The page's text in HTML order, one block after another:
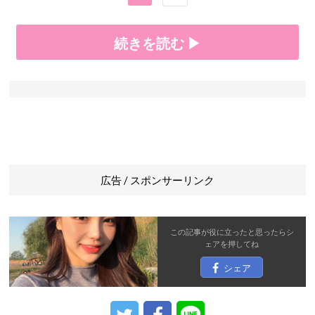
続きを読む ▶
広告 / スポンサーリンク
この記事が役に立ったと思ったらシ
ェアを押してね
シェア